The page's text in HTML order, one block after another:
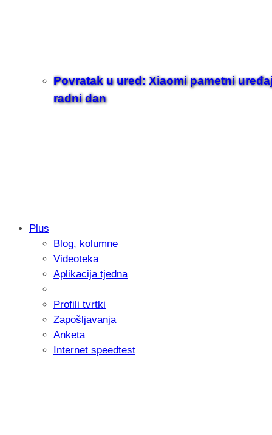
Povratak u ured: Xiaomi pametni
radni dan
Samsung otkrio kako je nastajala
donijelo tanje i izdržljivije preklopne
Plus
Blog, kolumne
Videoteka
Aplikacija tjedna
Profili tvrtki
Zapošljavanja
Anketa
Internet speedtest